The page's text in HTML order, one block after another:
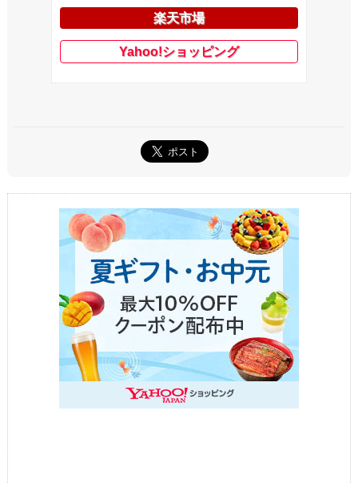
楽天市場
Yahoo!ショッピング